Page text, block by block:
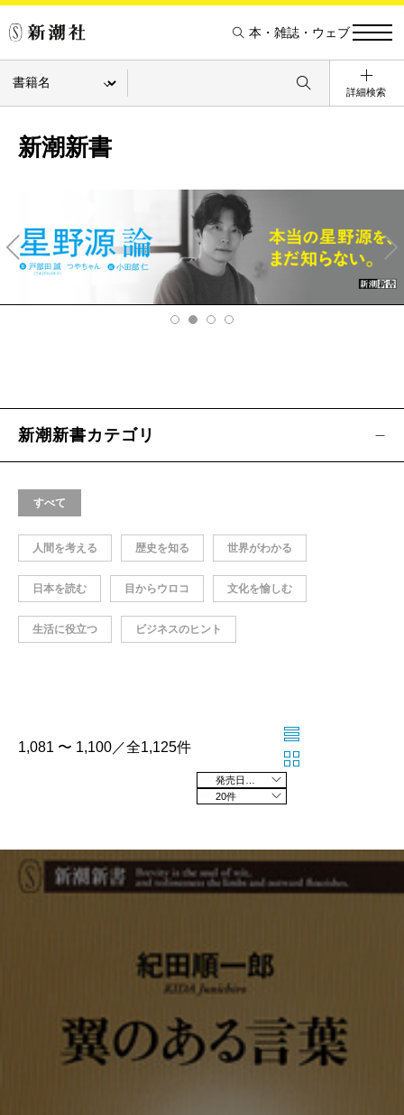
本・雑誌・ウェブ
詳細検索
新潮新書
v
Ne
xt
新潮新書カテゴリ
すべて
人間を考える 歴史を知る 世界がわかる
日本を読む 目からウロコ 文化を愉しむ
生活に役立つ ビジネスのヒント
1,081 〜 1,100／全1,125件
20件